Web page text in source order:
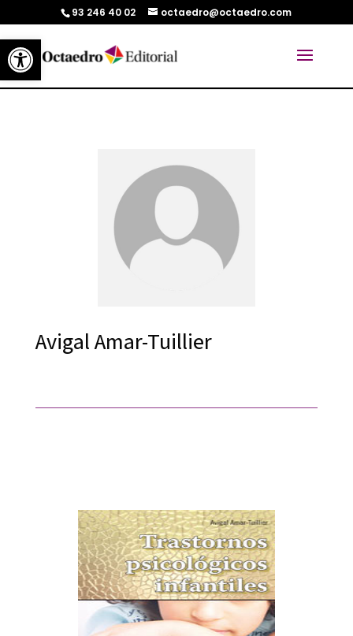
Abrir barra de herramientas
93 246 40 02 octaedro@octaedro.com
Avigal Amar-Tuillier